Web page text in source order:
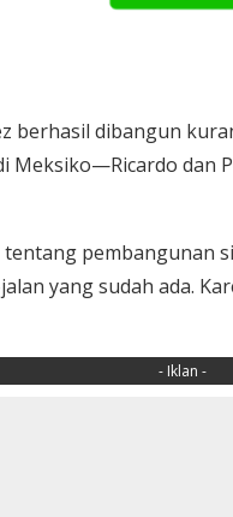
berhasil dibangun
Meksiko—Ricardo dan
pembangunan
yang sudah ada.
- Iklan -